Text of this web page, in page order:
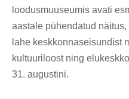
loodusmuuseumis avati
aastale pühendatud
lahe keskkonnaseisundist
kultuuriloost ning
31. augustini.